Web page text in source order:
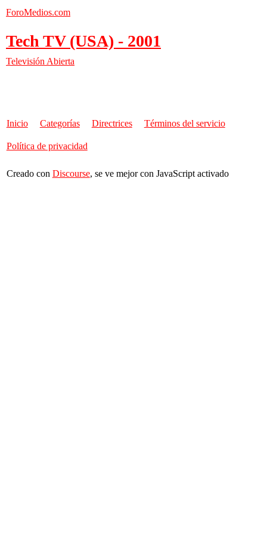
ForoMedios.com
Tech TV (USA) - 2001
Televisión Abierta
Inicio Categorías Directrices Términos del servicio
Política de privacidad
Creado con Discourse, se ve mejor con JavaScript activado